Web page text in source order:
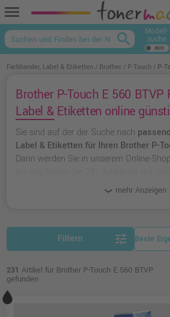
menu
keyboard_arrow_up
search Modell-
suche
Farbbänder, Label & Etiketten Brother P-Touch P-
Brother P-Touch E 560 BTVP
Label & Etiketten online
Sie sind auf der der Suche nach
Label & Etiketten für Ihren Brother P-
Dann werden Sie in unserem Online-
originalen
wählen oder zu
mehr Anzeigen
Filtern tune
231 Artikel für Brother P-Touch E 560 BTVP
gefunden